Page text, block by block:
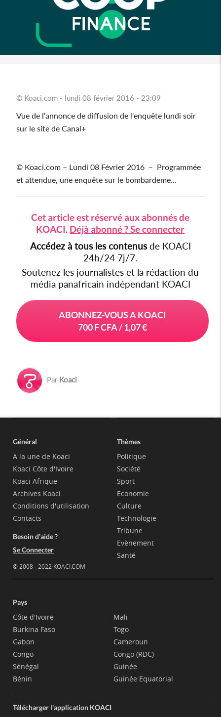
© Koaci.com - lundi 08 février 2016 - 23:09
Vue de l'annonce de diffusion de l'enquête lundi soir
sur le site de Canal+
© Koaci.com – Lundi 08 Février 2016 – Programmée
et attendue, une enquête sur le bombardeme...
Cet article est réservé aux abonnés de
KOACI. Déjà abonné ? Se connecter
Accédez à tous les contenusde KOACI
24h/24 7j/7.
Soutenez les journalistes et la rédaction du
média panafricain indépendant KOACI
ABONNEZ-VOUS A KOACI
700 F CFA / 1,07 €
Par Koaci
Général
A la une de Koaci
Koaci Côte d'Ivoire
Koaci Afrique
Archives Koaci
Conditions d'utilisation
Contacts
Besoin d'aide ?
Se Connecter
© 2008 - 2022 KOACI.COM
Thèmes
Politique
Société
Sport
Economie
Culture
Technologie
Tribune
Evènement
Santé
Pays
Côte d'Ivoire
Burkina Faso
Gabon
Congo
Sénégal
Bénin
Mali
Togo
Cameroun
Congo (RDC)
Guinée
Guinée Equatorial
Télécharger l'application KOACI